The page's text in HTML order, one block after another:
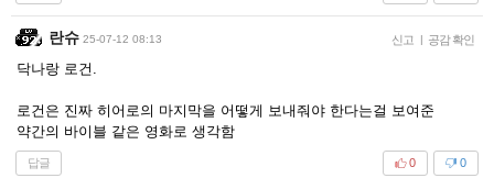
란슈 25-07-12 08:13 신고 | 공감 확인
닥나랑 로건.
로건은 진짜 히어로의 마지막을 어떻게 보내줘야 한다는걸 보여준
약간의 바이블 같은 영화로 생각함
답글 0
0